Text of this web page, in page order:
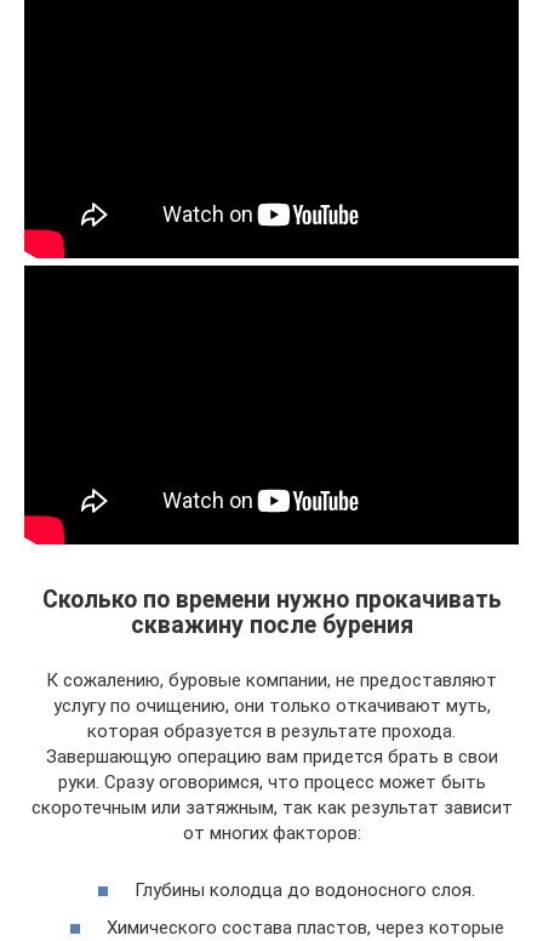
Сколько по времени нужно прокачивать
скважину после бурения
К сожалению, буровые компании, не предоставляют
услугу по очищению, они только откачивают муть,
которая образуется в результате прохода.
Завершающую операцию вам придется брать в свои
руки. Сразу оговоримся, что процесс может быть
скоротечным или затяжным, так как результат зависит
от многих факторов:
Глубины колодца до водоносного слоя.
Химического состава пластов, через которые